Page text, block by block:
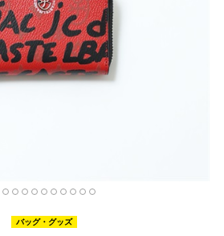
バッグ・グッズ